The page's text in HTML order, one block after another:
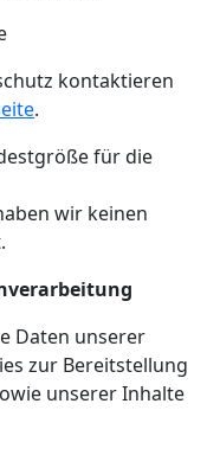
kontaktieren
.
für die
wir keinen
Daten unserer
zur Bereitstellung
unserer Inhalte